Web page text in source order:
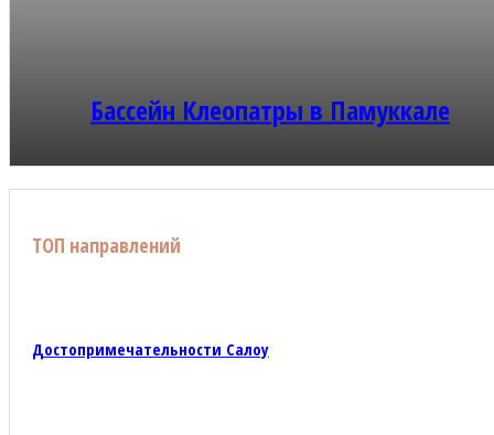
Бассейн Клеопатры в Памуккале
ТОП направлений
Достопримечательности Салоу